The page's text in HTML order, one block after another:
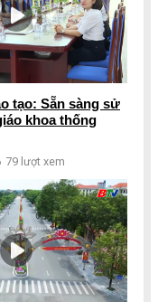
tạo: Sẵn sàng sử
khoa thống
79 lượt xem